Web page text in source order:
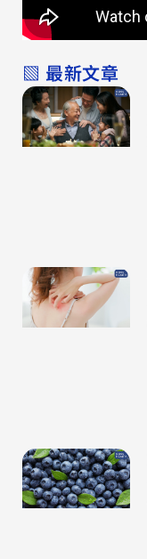
▧ 最新文章